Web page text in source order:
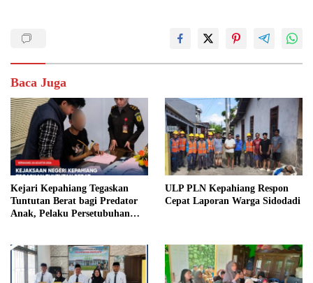
Baca Juga
Kejari Kepahiang Tegaskan
Tuntutan Berat bagi Predator
Anak, Pelaku Persetubuhan
Penjara
ULP PLN Kepahiang Respon
Cepat Laporan Warga Sidodadi